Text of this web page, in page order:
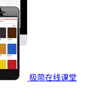
极简在线课堂